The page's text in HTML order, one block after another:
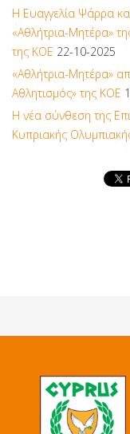
Η Ευαγγελία Ψάρρα
«Αθλήτρια-Μητέρα»
της ΚΟΕ 22-10-2025
«Αθλήτρια-Μητέρα»
Αθλητισμός» της ΚΟΕ
Η νέα σύνθεση της
Κυπριακής